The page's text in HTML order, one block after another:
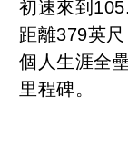
初速來到
距離379英
個人生涯全
里程碑。